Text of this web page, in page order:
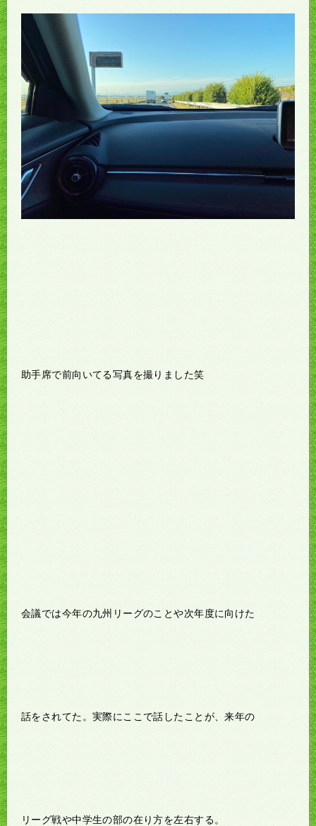
助手席で前向いてる写真を撮りました笑
会議では今年の九州リーグのことや次年度に向けた
話をされてた。実際にここで話したことが、来年の
リーグ戦や中学生の部の在り方を左右する。